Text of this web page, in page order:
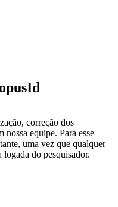
correção dos
equipe. Para esse
uma vez que qualquer
logada do pesquisador.